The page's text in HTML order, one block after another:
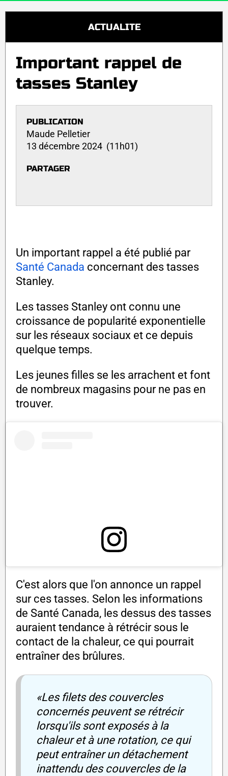
ACTUALITE
Important rappel de
tasses Stanley
PUBLICATION
Maude Pelletier
13 décembre 2024 (11h01)
PARTAGER
Un important rappel a été publié par
Santé Canada concernant des tasses
Stanley.
Les tasses Stanley ont connu une
croissance de popularité exponentielle
sur les réseaux sociaux et ce depuis
quelque temps.
Les jeunes filles se les arrachent et font
de nombreux magasins pour ne pas en
trouver.
C'est alors que l'on annonce un rappel
sur ces tasses. Selon les informations
de Santé Canada, les dessus des tasses
auraient tendance à rétrécir sous le
contact de la chaleur, ce qui pourrait
entraîner des brûlures.
«Les filets des couvercles
concernés peuvent se rétrécir
lorsqu'ils sont exposés à la
chaleur et à une rotation, ce qui
peut entraîner un détachement
inattendu des couvercles de la